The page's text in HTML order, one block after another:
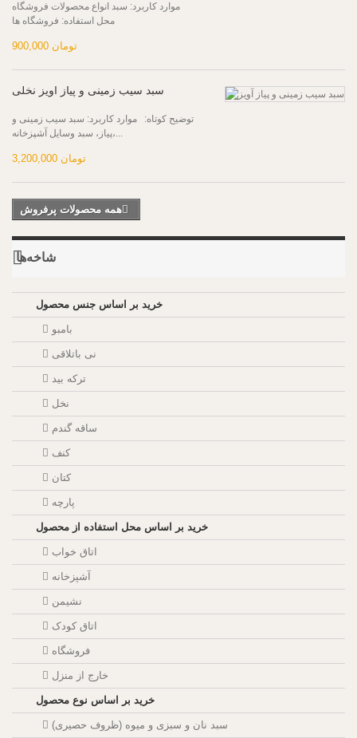
سبد فروشگاهی شیبدارعرضی
موارد کاربرد: سبد انواع محصولات فروشگاه
محل استفاده: فروشگاه ها
900,000 تومان
توضیح کوتاه: موارد کاربرد: سبد سیب زمینی و
پیاز، سبد وسایل آشپزخانه،...
3,200,000 تومان
همه محصولات پرفروش
شاخه‌ها
خرید بر اساس جنس محصول
بامبو
نی باتلاقی
ترکه بید
نخل
ساقه گندم
کنف
کتان
پارچه
خرید بر اساس محل استفاده از محصول
اتاق خواب
آشپزخانه
نشیمن
اتاق کودک
فروشگاه
خارج از منزل
خرید بر اساس نوع محصول
سبد نان و سبزی و میوه (ظروف حصیری)